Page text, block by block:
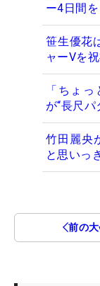
ー4日間
笹生優花
ャーVを
「ちょ
が“長尺
竹田麗央
と思いっ
前の